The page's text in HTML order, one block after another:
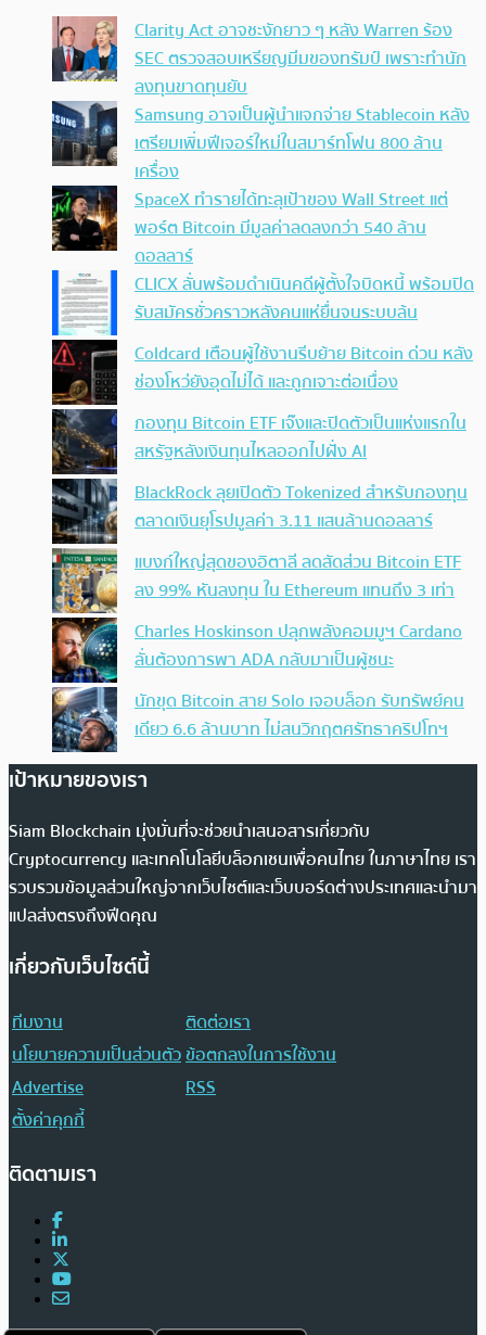
Clarity Act อาจชะงักยาว ๆ หลัง Warren ร้อง
SEC ตรวจสอบเหรียญมีมของทรัมป์ เพราะทำนัก
ลงทุนขาดทุนยับ
Samsung อาจเป็นผู้นำแจกจ่าย Stablecoin หลัง
เตรียมเพิ่มฟีเจอร์ใหม่ในสมาร์ทโฟน 800 ล้าน
เครื่อง
SpaceX ทำรายได้ทะลุเป้าของ Wall Street แต่
พอร์ต Bitcoin มีมูลค่าลดลงกว่า 540 ล้าน
ดอลลาร์
CLICX ลั่นพร้อมดำเนินคดีผู้ตั้งใจบิดหนี้ พร้อมปิด
รับสมัครชั่วคราวหลังคนแห่ยื่นจนระบบล้น
Coldcard เตือนผู้ใช้งานรีบย้าย Bitcoin ด่วน หลัง
ช่องโหว่ยังอุดไม่ได้ และถูกเจาะต่อเนื่อง
กองทุน Bitcoin ETF เจ๊งและปิดตัวเป็นแห่งแรกใน
สหรัฐหลังเงินทุนไหลออกไปฝั่ง AI
BlackRock ลุยเปิดตัว Tokenized สำหรับกองทุน
ตลาดเงินยุโรปมูลค่า 3.11 แสนล้านดอลลาร์
แบงก์ใหญ่สุดของอิตาลี ลดสัดส่วน Bitcoin ETF
ลง 99% หันลงทุน ใน Ethereum แทนถึง 3 เท่า
Charles Hoskinson ปลุกพลังคอมมูฯ Cardano
ลั่นต้องการพา ADA กลับมาเป็นผู้ชนะ
นักขุด Bitcoin สาย Solo เจอบล็อก รับทรัพย์คน
เดียว 6.6 ล้านบาท ไม่สนวิกฤตศรัทธาคริปโทฯ
เป้าหมายของเรา
Siam Blockchain มุ่งมั่นที่จะช่วยนำเสนอสารเกี่ยวกับ
Cryptocurrency และเทคโนโลยีบล็อกเชนเพื่อคนไทย ในภาษาไทย เรา
รวบรวมข้อมูลส่วนใหญ่จากเว็บไซต์และเว็บบอร์ดต่างประเทศและนำมา
แปลส่งตรงถึงฟีดคุณ
เกี่ยวกับเว็บไซต์นี้
ทีมงาน
ติดต่อเรา
นโยบายความเป็นส่วนตัวข้อตกลงในการใช้งาน
Advertise
RSS
ตั้งค่าคุกกี้
ติดตามเรา